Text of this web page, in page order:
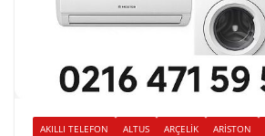
AKILLI TELEFON ALTUS ARÇELIK ARISTON